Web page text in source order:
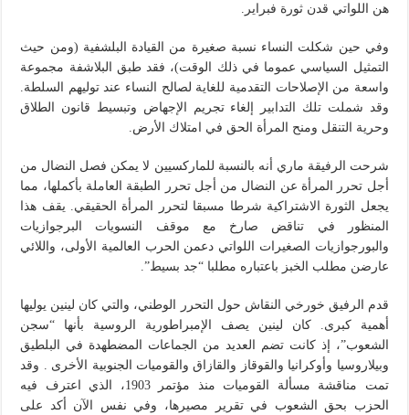
هن اللواتي قدن ثورة فبراير.
وفي حين شكلت النساء نسبة صغيرة من القيادة البلشفية (ومن حيث
التمثيل السياسي عموما في ذلك الوقت)، فقد طبق البلاشفة مجموعة
واسعة من الإصلاحات التقدمية للغاية لصالح النساء عند توليهم السلطة.
وقد شملت تلك التدابير إلغاء تجريم الإجهاض وتبسيط قانون الطلاق
وحرية التنقل ومنح المرأة الحق في امتلاك الأرض.
شرحت الرفيقة ماري أنه بالنسبة للماركسيين لا يمكن فصل النضال من
أجل تحرر المرأة عن النضال من أجل تحرر الطبقة العاملة بأكملها، مما
يجعل الثورة الاشتراكية شرطا مسبقا لتحرر المرأة الحقيقي. يقف هذا
المنظور في تناقض صارخ مع موقف النسويات البرجوازيات
والبورجوازيات الصغيرات اللواتي دعمن الحرب العالمية الأولى، واللائي
عارضن مطلب الخبز باعتباره مطلبا “جد بسيط”.
قدم الرفيق خورخي النقاش حول التحرر الوطني، والتي كان لينين يوليها
أهمية كبرى. كان لينين يصف الإمبراطورية الروسية بأنها “سجن
الشعوب”، إذ كانت تضم العديد من الجماعات المضطهدة في البلطيق
وبيلاروسيا وأوكرانيا والقوقاز والقازاق والقوميات الجنوبية الأخرى . وقد
تمت مناقشة مسألة القوميات منذ مؤتمر 1903، الذي اعترف فيه
الحزب بحق الشعوب في تقرير مصيرها، وفي نفس الآن أكد على